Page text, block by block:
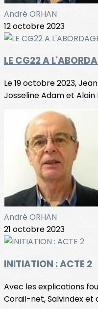
André ORHAN
12 octobre 2023
LE CG22 A
Le 19 octobre 2023,
Josseline Adam et Alain
André ORHAN
21 octobre 2023
INITIATION : ACTE 2
Avec les explications
Corail-net, Salvindex et